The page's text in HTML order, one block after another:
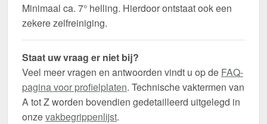
Minimaal ca. 7° helling. Hierdoor ontstaat ook een
zekere zelfreiniging.
Staat uw vraag er niet bij?
Veel meer vragen en antwoorden vindt u op de FAQ-
pagina voor profielplaten. Technische vaktermen van
A tot Z worden bovendien gedetailleerd uitgelegd in
onzevakbegrippenlijst.